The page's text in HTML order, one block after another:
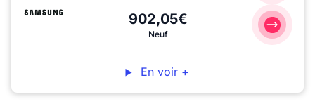
902,05€
Neuf
En voir +